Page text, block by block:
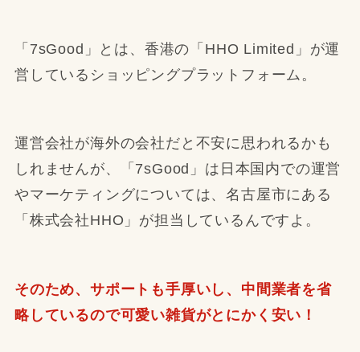
「7sGood」とは、香港の「HHO Limited」が運
営しているショッピングプラットフォーム。
運営会社が海外の会社だと不安に思われるかも
しれませんが、「7sGood」は日本国内での運営
やマーケティングについては、名古屋市にある
「株式会社HHO」が担当しているんですよ。
そのため、サポートも手厚いし、中間業者を省
略しているので可愛い雑貨がとにかく安い！